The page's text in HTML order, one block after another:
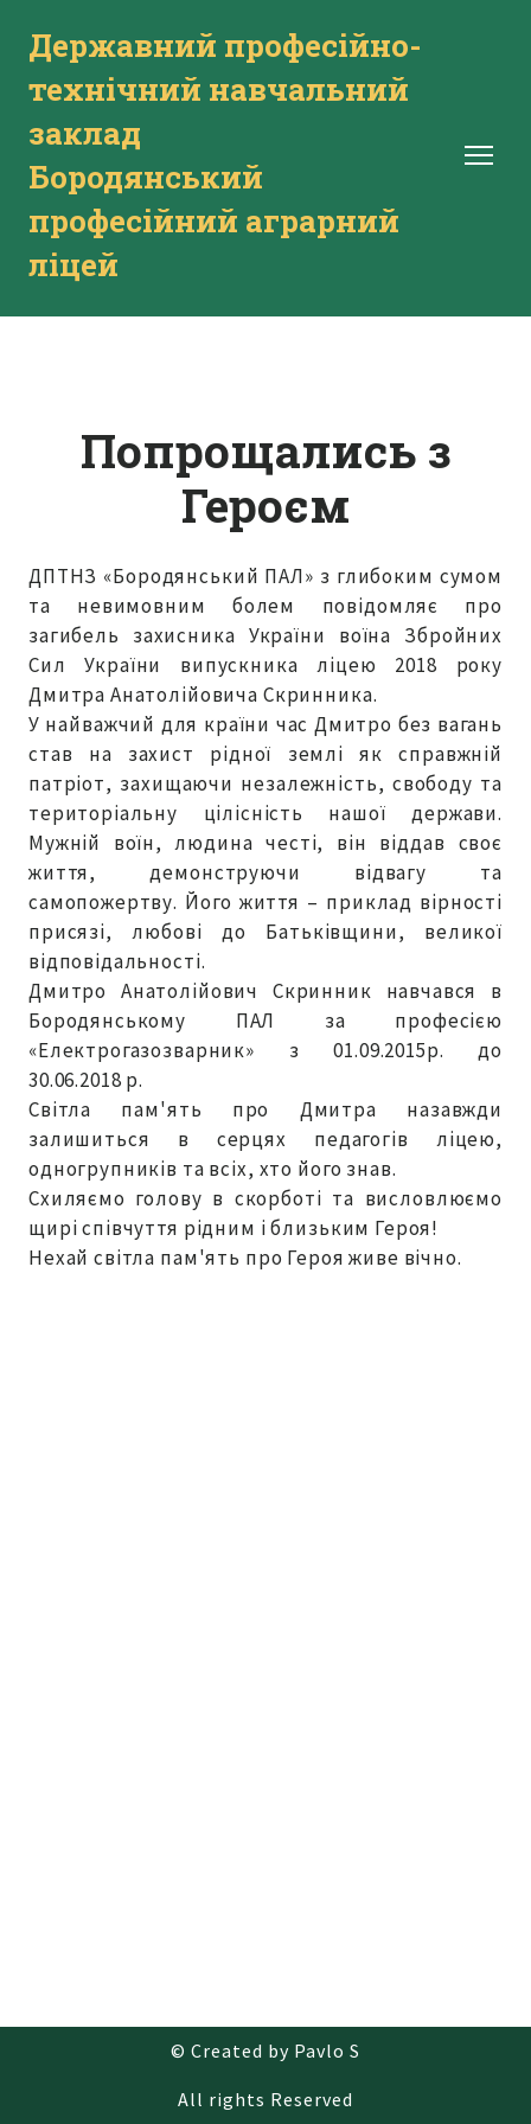
Державний професійно-
технічний навчальний
заклад
Бородянський
професійний аграрний
ліцей
Попрощались з
Героєм
ДПТНЗ «Бородянський ПАЛ» з глибоким сумом
та невимовним болем повідомляє про
загибель захисника України воїна Збройних
Сил України випускника ліцею 2018 року
Дмитра Анатолійовича Скринника.
У найважчий для країни час Дмитро без вагань
став на захист рідної землі як справжній
патріот, захищаючи незалежність, свободу та
територіальну цілісність нашої держави.
Мужній воїн, людина честі, він віддав своє
життя, демонструючи відвагу та
самопожертву. Його життя – приклад вірності
присязі, любові до Батьківщини, великої
відповідальності.
Дмитро Анатолійович Скринник навчався в
Бородянському ПАЛ за професією
«Електрогазозварник» з 01.09.2015р. до
30.06.2018 р.
Світла пам'ять про Дмитра назавжди
залишиться в серцях педагогів ліцею,
одногрупників та всіх, хто його знав.
Схиляємо голову в скорботі та висловлюємо
щирі співчуття рідним і близьким Героя!
Нехай світла пам'ять про Героя живе вічно.
© Created by Pavlo S
All rights Reserved